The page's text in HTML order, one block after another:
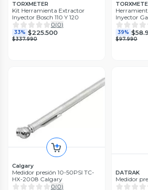
TORXMETER
Kit Herramienta Extractor
Inyector Bosch 110 Y 120
0(0)
33% $225.500
$337.990
Inyector
39%
$97.990
Calgary
Medidor presión 10-50PSI TC-
HX-2008 Calgary
0(0)
DATRAK
Medidor